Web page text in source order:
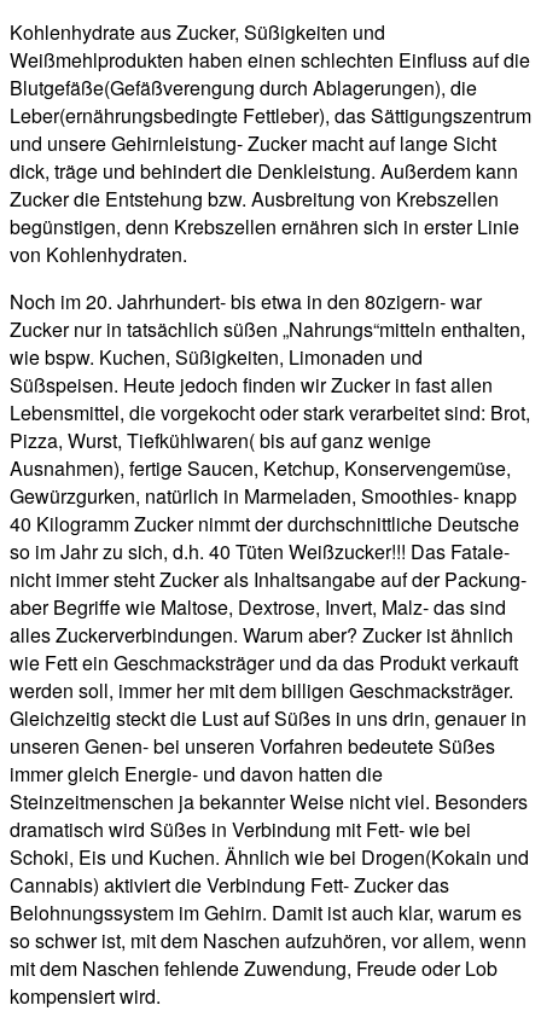
Kohlenhydrate aus Zucker, Süßigkeiten und
Weißmehlprodukten haben einen schlechten Einfluss auf die
Blutgefäße(Gefäßverengung durch Ablagerungen), die
Leber(ernährungsbedingte Fettleber), das Sättigungszentrum
und unsere Gehirnleistung- Zucker macht auf lange Sicht
dick, träge und behindert die Denkleistung. Außerdem kann
Zucker die Entstehung bzw. Ausbreitung von Krebszellen
begünstigen, denn Krebszellen ernähren sich in erster Linie
von Kohlenhydraten.
Noch im 20. Jahrhundert- bis etwa in den 80zigern- war
Zucker nur in tatsächlich süßen „Nahrungs“mitteln enthalten,
wie bspw. Kuchen, Süßigkeiten, Limonaden und
Süßspeisen. Heute jedoch finden wir Zucker in fast allen
Lebensmittel, die vorgekocht oder stark verarbeitet sind: Brot,
Pizza, Wurst, Tiefkühlwaren( bis auf ganz wenige
Ausnahmen), fertige Saucen, Ketchup, Konservengemüse,
Gewürzgurken, natürlich in Marmeladen, Smoothies- knapp
40 Kilogramm Zucker nimmt der durchschnittliche Deutsche
so im Jahr zu sich, d.h. 40 Tüten Weißzucker!!! Das Fatale-
nicht immer steht Zucker als Inhaltsangabe auf der Packung-
aber Begriffe wie Maltose, Dextrose, Invert, Malz- das sind
alles Zuckerverbindungen. Warum aber? Zucker ist ähnlich
wie Fett ein Geschmacksträger und da das Produkt verkauft
werden soll, immer her mit dem billigen Geschmacksträger.
Gleichzeitig steckt die Lust auf Süßes in uns drin, genauer in
unseren Genen- bei unseren Vorfahren bedeutete Süßes
immer gleich Energie- und davon hatten die
Steinzeitmenschen ja bekannter Weise nicht viel. Besonders
dramatisch wird Süßes in Verbindung mit Fett- wie bei
Schoki, Eis und Kuchen. Ähnlich wie bei Drogen(Kokain und
Cannabis) aktiviert die Verbindung Fett- Zucker das
Belohnungssystem im Gehirn. Damit ist auch klar, warum es
so schwer ist, mit dem Naschen aufzuhören, vor allem, wenn
mit dem Naschen fehlende Zuwendung, Freude oder Lob
kompensiert wird.